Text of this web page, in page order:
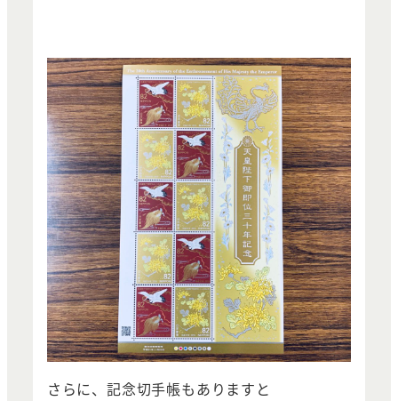
さらに、記念切手帳もありますと